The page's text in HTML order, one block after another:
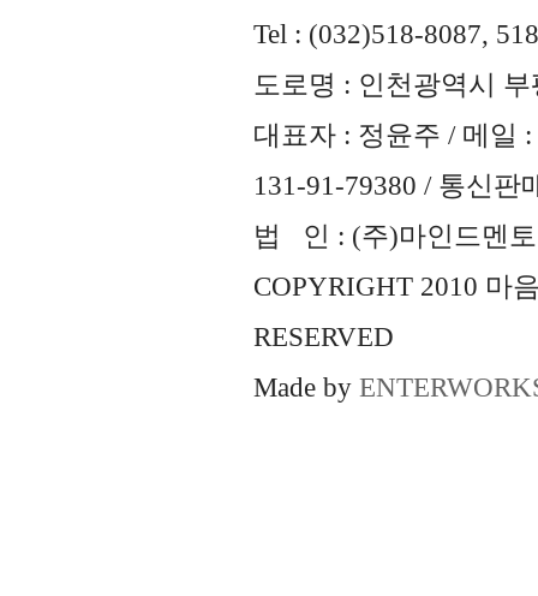
Tel : (032)518-8087,
도로명 : 인천광역시
대표자 : 정윤주 / 메일 :
131-91-79380 / 통신판
법 인 : (주)마인드멘토
COPYRIGHT 2010 마
RESERVED
Made by